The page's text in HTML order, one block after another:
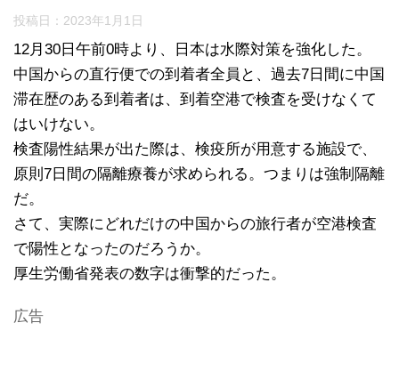
投稿日： 2023年1月1日
12月30日午前0時より、日本は水際対策を強化した。
中国からの直行便での到着者全員と、過去7日間に中国
滞在歴のある到着者は、到着空港で検査を受けなくて
はいけない。
検査陽性結果が出た際は、検疫所が用意する施設で、
原則7日間の隔離療養が求められる。つまりは強制隔離
だ。
さて、実際にどれだけの中国からの旅行者が空港検査
で陽性となったのだろうか。
厚生労働省発表の数字は衝撃的だった。
広告